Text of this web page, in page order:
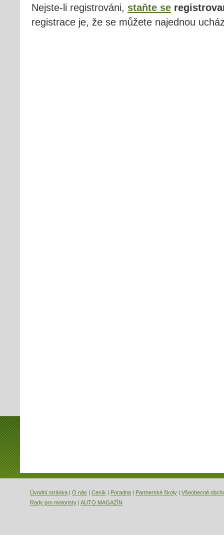
Nejste-li registrováni, staňte se
registrace je, že se můžete najednou
Úvodní stránka | O nás | Ceník | Poradna | Partnerské školy | Všeobecné
Rady pro motoristy | AUTO MAGAZÍN